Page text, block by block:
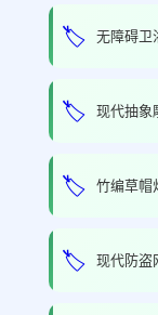
🏷️ 无障碍卫
🏷️ 现代抽象
🏷️ 竹编草帽
🏷️ 现代防盗